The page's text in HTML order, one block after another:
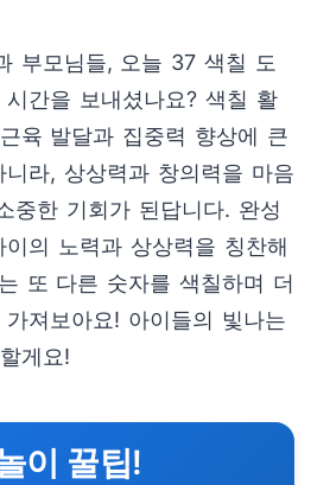
부모님들, 오늘 37 색칠 도
간을 보내셨나요? 색칠 활
육 발달과 집중력 향상에 큰
라, 상상력과 창의력을 마음
중한 기회가 된답니다. 완성
의 노력과 상상력을 칭찬해
또 다른 숫자를 색칠하며 더
져보아요! 아이들의 빛나는
게요!
이 꿀팁!